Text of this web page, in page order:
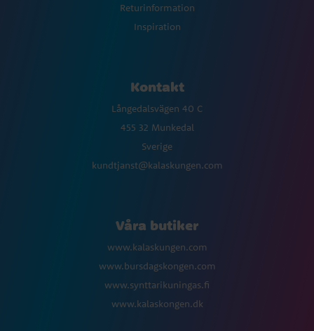
Returinformation
Inspiration
Kontakt
Långedalsvägen 40 C
455 32 Munkedal
Sverige
kundtjanst@kalaskungen.com
Våra butiker
www.kalaskungen.com
www.bursdagskongen.com
www.synttarikuningas.fi
www.kalaskongen.dk